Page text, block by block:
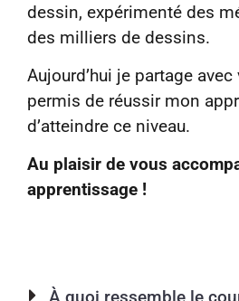
dessin, expérimenté des
des milliers de dessins.
Aujourd’hui je partage avec
permis de réussir mon
d’atteindre ce niveau.
Au plaisir de vous
apprentissage !